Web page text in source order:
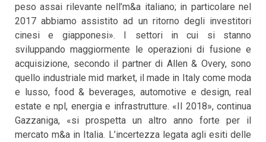
peso assai rilevante nell’m&a italiano; in particolare nel
2017 abbiamo assistito ad un ritorno degli investitori
cinesi e giapponesi». I settori in cui si stanno
sviluppando maggiormente le operazioni di fusione e
acquisizione, secondo il partner di Allen & Overy, sono
quello industriale mid market, il made in Italy come moda
e lusso, food & beverages, automotive e design, real
estate e npl, energia e infrastrutture. «Il 2018», continua
Gazzaniga, «si prospetta un altro anno forte per il
mercato m&a in Italia. L’incertezza legata agli esiti delle